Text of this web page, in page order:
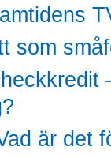
som
är det